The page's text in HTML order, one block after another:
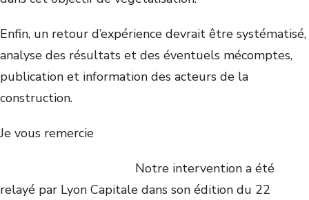
Enfin, un retour d’expérience devrait être systématisé,
analyse des résultats et des éventuels mécomptes,
publication et information des acteurs de la
construction.
Je vous remercie
Notre intervention a été
relayé par Lyon Capitale dans son édition du 22